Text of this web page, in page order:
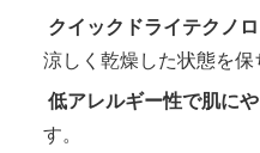
クイックドライテクノ
涼しく乾燥した状態を保
低アレルギー性で肌に
す。